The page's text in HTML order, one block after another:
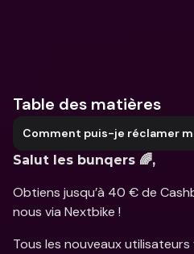
Table des matières
Comment puis-je réclamer
Salut les bunqers 🌈,
Obtiens jusqu’à 40 € de
nous via Nextbike !
Tous les nouveaux